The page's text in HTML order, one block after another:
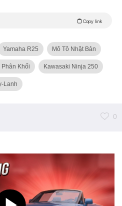
Copy link
Yamaha R25 Mô Tô Nhật Bản
Phân Khối Kawasaki Ninja 250
Lanh
0